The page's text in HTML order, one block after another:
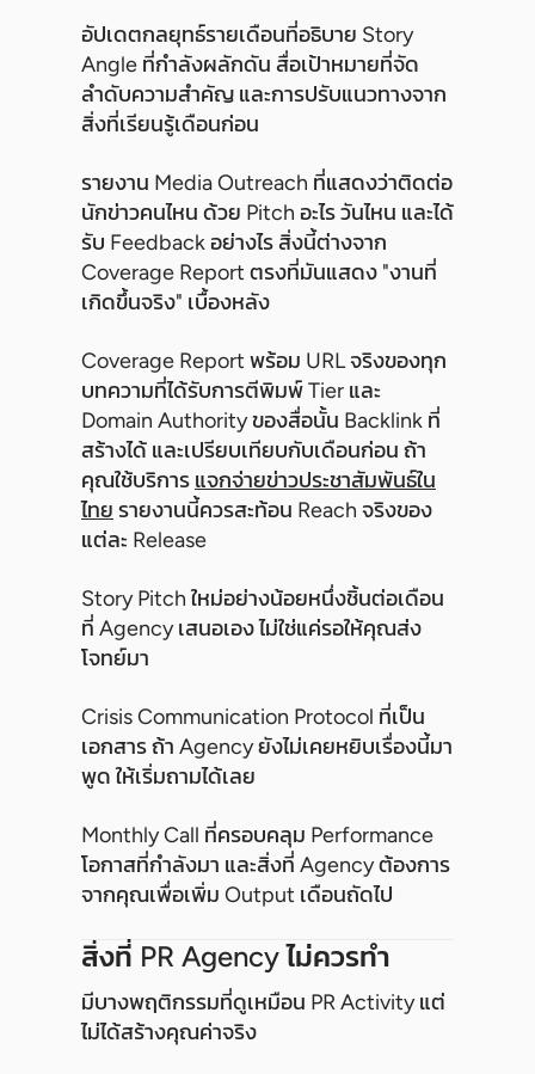
อัปเดตกลยุทธ์รายเดือนที่อธิบาย Story
Angle ที่กำลังผลักดัน สื่อเป้าหมายที่จัด
ลำดับความสำคัญ และการปรับแนวทางจาก
สิ่งที่เรียนรู้เดือนก่อน
รายงาน Media Outreach ที่แสดงว่าติดต่อ
นักข่าวคนไหน ด้วย Pitch อะไร วันไหน และได้
รับ Feedback อย่างไร สิ่งนี้ต่างจาก
Coverage Report ตรงที่มันแสดง "งานที่
เกิดขึ้นจริง" เบื้องหลัง
Coverage Report พร้อม URL จริงของทุก
บทความที่ได้รับการตีพิมพ์ Tier และ
Domain Authority ของสื่อนั้น Backlink ที่
สร้างได้ และเปรียบเทียบกับเดือนก่อน ถ้า
คุณใช้บริการ แจกจ่ายข่าวประชาสัมพันธ์ใน
ไทย รายงานนี้ควรสะท้อน Reach จริงของ
แต่ละ Release
Story Pitch ใหม่อย่างน้อยหนึ่งชิ้นต่อเดือน
ที่ Agency เสนอเอง ไม่ใช่แค่รอให้คุณส่ง
โจทย์มา
Crisis Communication Protocol ที่เป็น
เอกสาร ถ้า Agency ยังไม่เคยหยิบเรื่องนี้มา
พูด ให้เริ่มถามได้เลย
Monthly Call ที่ครอบคลุม Performance
โอกาสที่กำลังมา และสิ่งที่ Agency ต้องการ
จากคุณเพื่อเพิ่ม Output เดือนถัดไป
สิ่งที่ PR Agency ไม่ควรทำ
มีบางพฤติกรรมที่ดูเหมือน PR Activity แต่
ไม่ได้สร้างคุณค่าจริง